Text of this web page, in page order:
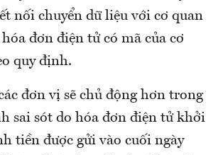
nối chuyển dữ liệu với cơ quan
đơn điện tử có mã của cơ
quy định.
đơn vị sẽ chủ động hơn trong
sai sót do hóa đơn điện tử khởi
tiền được gửi vào cuối ngày